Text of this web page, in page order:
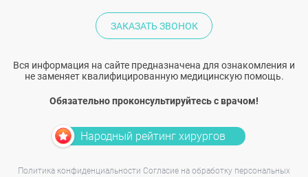
ЗАКАЗАТЬ ЗВОНОК
Вся информация на сайте предназначена для ознакомления и
не заменяет квалифицированную медицинскую помощь.
Обязательно проконсультируйтесь с врачом!
Народный рейтинг хирургов
Политика конфиденциальности Согласие на обработку персональных